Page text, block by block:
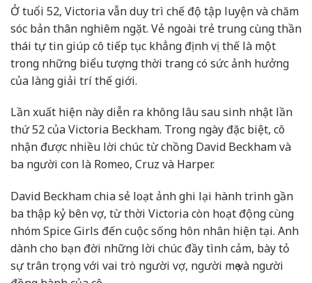
Ở tuổi 52, Victoria vẫn duy trì chế độ tập luyện và chăm
sóc bản thân nghiêm ngặt. Vẻ ngoài trẻ trung cùng thần
thái tự tin giúp cô tiếp tục khẳng định vị thế là một
trong những biểu tượng thời trang có sức ảnh hưởng
của làng giải trí thế giới.
Lần xuất hiện này diễn ra không lâu sau sinh nhật lần
thứ 52 của Victoria Beckham. Trong ngày đặc biệt, cô
nhận được nhiều lời chúc từ chồng David Beckham và
ba người con là Romeo, Cruz và Harper.
David Beckham chia sẻ loạt ảnh ghi lại hành trình gần
ba thập kỷ bên vợ, từ thời Victoria còn hoạt động cùng
nhóm Spice Girls đến cuộc sống hôn nhân hiện tại. Anh
dành cho bạn đời những lời chúc đầy tình cảm, bày tỏ
sự trân trọng với vai trò người vợ, người mẹ và người